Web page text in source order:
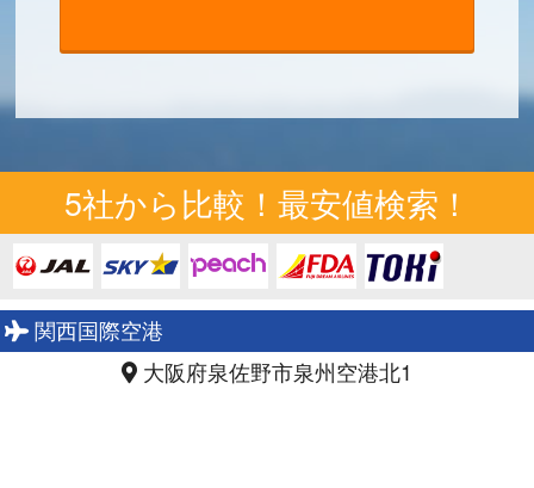
5社から比較！最安値検索！
関西国際空港
大阪府泉佐野市泉州空港北1